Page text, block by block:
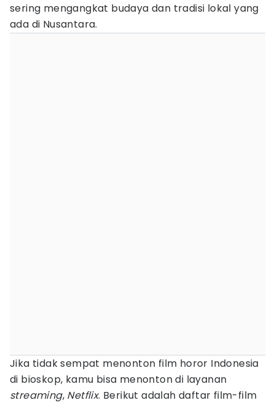
sering mengangkat budaya dan tradisi lokal yang
ada di Nusantara.
Jika tidak sempat menonton film horor Indonesia
di bioskop, kamu bisa menonton di layanan
streaming, Netflix. Berikut adalah daftar film-film